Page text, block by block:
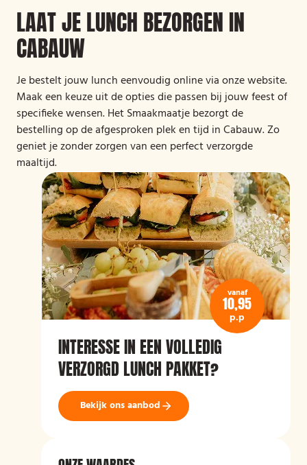
LAAT JE LUNCH BEZORGEN IN
CABAUW
Je bestelt jouw lunch eenvoudig online via onze website.
Maak een keuze uit de opties die passen bij jouw feest of
specifieke wensen. Het Smaakmaatje bezorgt de
bestelling op de afgesproken plek en tijd in Cabauw. Zo
geniet je zonder zorgen van een perfect verzorgde
maaltijd.
vanaf
10,95
p.p
INTERESSE IN EEN VOLLEDIG
VERZORGD LUNCH PAKKET?
Bekijk ons aanbod